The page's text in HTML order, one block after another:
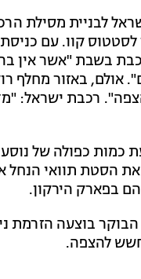
לבניית מסילת
לסטטוס קוו. עם
בשבת "אשר אין
אולם, באזור
רכבת ישראל:
כפולה של
את הסטת תוואי
בפארק הירקון.
בוצעה הזרמת
להצפה.